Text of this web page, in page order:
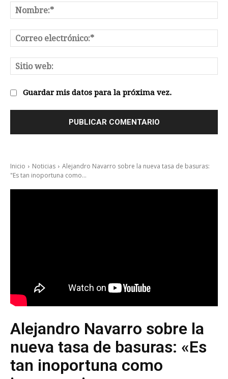
Guardar mis datos para la próxima vez.